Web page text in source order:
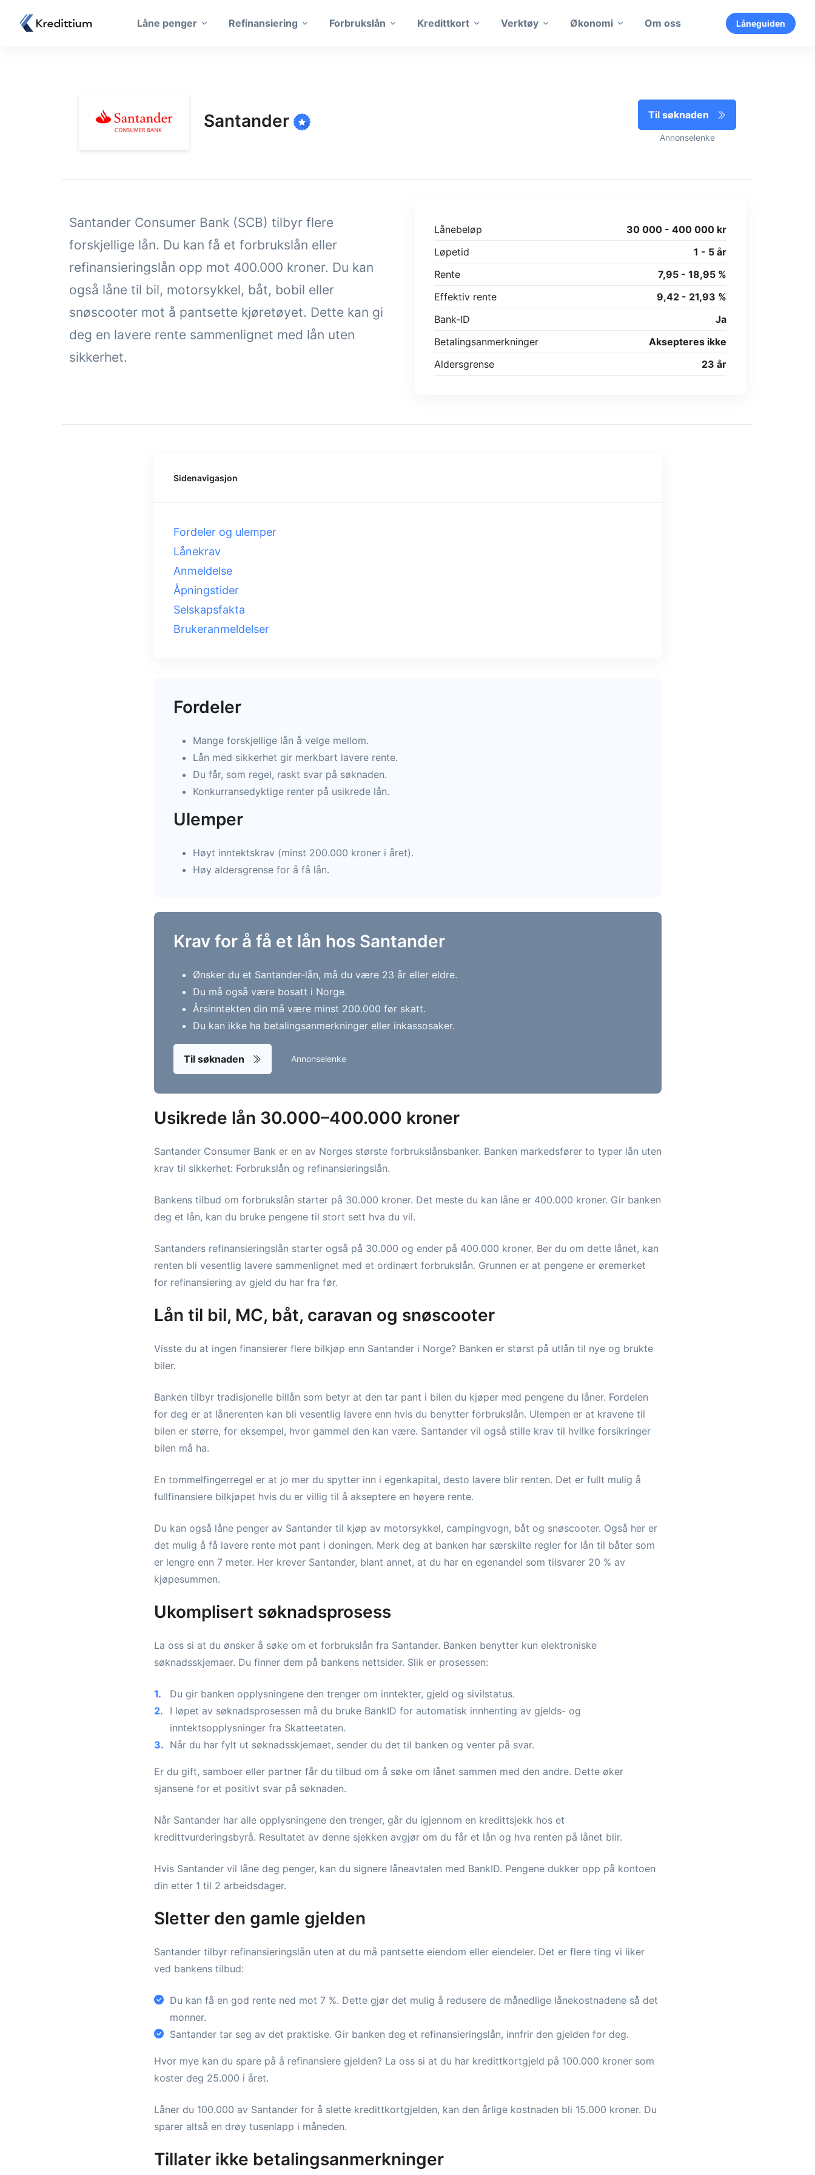
Låne penger Refinansiering Forbrukslån Kredittkort Verktøy Økonomi Om oss Låneguiden
Santander Til søknaden
Annonselenke
Santander Consumer Bank (SCB) tilbyr flere
forskjellige lån. Du kan få et forbrukslån eller
refinansieringslån opp mot 400.000 kroner. Du kan
også låne til bil, motorsykkel, båt, bobil eller
snøscooter mot å pantsette kjøretøyet. Dette kan gi
deg en lavere rente sammenlignet med lån uten
sikkerhet.
Lånebeløp
30 000 - 400 000 kr
Løpetid
1 - 5 år
Rente
7,95 - 18,95 %
Effektiv rente
9,42 - 21,93 %
Bank-ID
Ja
Betalingsanmerkninger
Aksepteres ikke
Aldersgrense
23 år
Sidenavigasjon
Fordeler og ulemper
Lånekrav
Anmeldelse
Åpningstider
Selskapsfakta
Brukeranmeldelser
Fordeler
Mange forskjellige lån å velge mellom.
Lån med sikkerhet gir merkbart lavere rente.
Du får, som regel, raskt svar på søknaden.
Konkurransedyktige renter på usikrede lån.
Ulemper
Høyt inntektskrav (minst 200.000 kroner i året).
Høy aldersgrense for å få lån.
Krav for å få et lån hos Santander
Ønsker du et Santander-lån, må du være 23 år eller eldre.
Du må også være bosatt i Norge.
Årsinntekten din må være minst 200.000 før skatt.
Du kan ikke ha betalingsanmerkninger eller inkassosaker.
Til søknaden Annonselenke
Usikrede lån 30.000–400.000 kroner
Santander Consumer Bank er en av Norges største forbrukslånsbanker. Banken markedsfører to typer lån uten
krav til sikkerhet: Forbrukslån og refinansieringslån.
Bankens tilbud om forbrukslån starter på 30.000 kroner. Det meste du kan låne er 400.000 kroner. Gir banken
deg et lån, kan du bruke pengene til stort sett hva du vil.
Santanders refinansieringslån starter også på 30.000 og ender på 400.000 kroner. Ber du om dette lånet, kan
renten bli vesentlig lavere sammenlignet med et ordinært forbrukslån. Grunnen er at pengene er øremerket
for refinansiering av gjeld du har fra før.
Lån til bil, MC, båt, caravan og snøscooter
Visste du at ingen finansierer flere bilkjøp enn Santander i Norge? Banken er størst på utlån til nye og brukte
biler.
Banken tilbyr tradisjonelle billån som betyr at den tar pant i bilen du kjøper med pengene du låner. Fordelen
for deg er at lånerenten kan bli vesentlig lavere enn hvis du benytter forbrukslån. Ulempen er at kravene til
bilen er større, for eksempel, hvor gammel den kan være. Santander vil også stille krav til hvilke forsikringer
bilen må ha.
En tommelfingerregel er at jo mer du spytter inn i egenkapital, desto lavere blir renten. Det er fullt mulig å
fullfinansiere bilkjøpet hvis du er villig til å akseptere en høyere rente.
Du kan også låne penger av Santander til kjøp av motorsykkel, campingvogn, båt og snøscooter. Også her er
det mulig å få lavere rente mot pant i doningen. Merk deg at banken har særskilte regler for lån til båter som
er lengre enn 7 meter. Her krever Santander, blant annet, at du har en egenandel som tilsvarer 20 % av
kjøpesummen.
Ukomplisert søknadsprosess
La oss si at du ønsker å søke om et forbrukslån fra Santander. Banken benytter kun elektroniske
søknadsskjemaer. Du finner dem på bankens nettsider. Slik er prosessen:
Du gir banken opplysningene den trenger om inntekter, gjeld og sivilstatus.
I løpet av søknadsprosessen må du bruke BankID for automatisk innhenting av gjelds- og
inntektsopplysninger fra Skatteetaten.
Når du har fylt ut søknadsskjemaet, sender du det til banken og venter på svar.
Er du gift, samboer eller partner får du tilbud om å søke om lånet sammen med den andre. Dette øker
sjansene for et positivt svar på søknaden.
Når Santander har alle opplysningene den trenger, går du igjennom en kredittsjekk hos et
kredittvurderingsbyrå. Resultatet av denne sjekken avgjør om du får et lån og hva renten på lånet blir.
Hvis Santander vil låne deg penger, kan du signere låneavtalen med BankID. Pengene dukker opp på kontoen
din etter 1 til 2 arbeidsdager.
Sletter den gamle gjelden
Santander tilbyr refinansieringslån uten at du må pantsette eiendom eller eiendeler. Det er flere ting vi liker
ved bankens tilbud:
Du kan få en god rente ned mot 7 %. Dette gjør det mulig å redusere de månedlige lånekostnadene så det
monner.
Santander tar seg av det praktiske. Gir banken deg et refinansieringslån, innfrir den gjelden for deg.
Hvor mye kan du spare på å refinansiere gjelden? La oss si at du har kredittkortgjeld på 100.000 kroner som
koster deg 25.000 i året.
Låner du 100.000 av Santander for å slette kredittkortgjelden, kan den årlige kostnaden bli 15.000 kroner. Du
sparer altså en drøy tusenlapp i måneden.
Tillater ikke betalingsanmerkninger